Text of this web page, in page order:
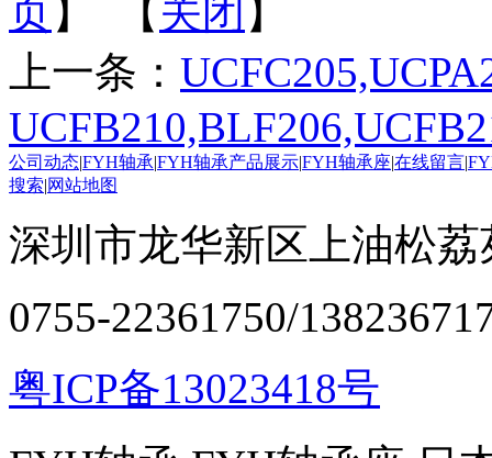
页】 【 关闭 】
上一条：
公司动态|FYH轴承|FYH轴承产品展示|FYH轴承座|在线留言|
搜索|网站地图
深圳市龙华新区上油松
0755-22361750/
粤ICP备13023418号